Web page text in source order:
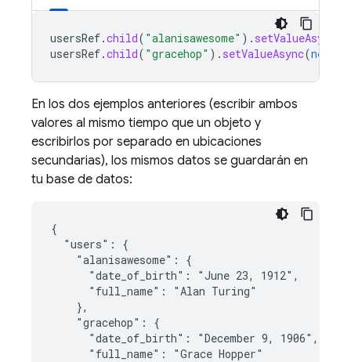
usersRef.child( "alanisawesome" ). setValueAsync
usersRef.child( "gracehop" ). setValueAsync(new
En los dos ejemplos anteriores (escribir ambos
valores al mismo tiempo que un objeto y
escribirlos por separado en ubicaciones
secundarias), los mismos datos se guardarán en
tu base de datos:
{
  "users": {
    "alanisawesome": {
      "date_of_birth": "June 23, 1912",
      "full_name": "Alan Turing"
    },
    "gracehop": {
      "date_of_birth": "December 9, 1906",
      "full_name": "Grace Hopper"